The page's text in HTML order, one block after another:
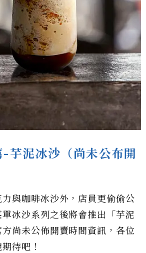
芋泥冰沙（尚未公布開
與咖啡冰沙外，店員更偷偷公
冰沙系列之後將會推出「芋泥
尚未公佈開賣時間資訊，各位
待吧！